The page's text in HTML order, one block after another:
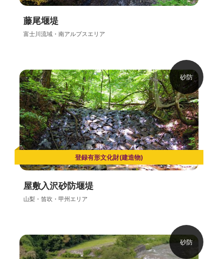
藤尾堰堤
富士川流域・南アルプスエリア
登録有形文化財(建造物)
屋敷入沢砂防堰堤
山梨・笛吹・甲州エリア
砂防
砂防